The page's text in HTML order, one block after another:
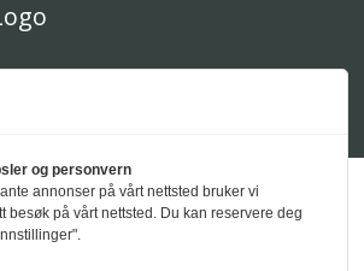
by Labrador CMS
og personvern
annonser på vårt nettsted bruker vi
besøk på vårt nettsted. Du kan reservere deg